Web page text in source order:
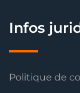
Infos
Politique de